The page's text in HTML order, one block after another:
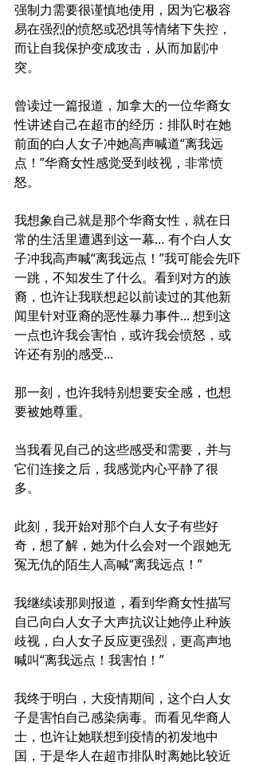
强制力需要很谨慎地使用，因为它极容
易在强烈的愤怒或恐惧等情绪下失控，
而让自我保护变成攻击，从而加剧冲
突。
曾读过一篇报道，加拿大的一位华裔女
性讲述自己在超市的经历：排队时在她
前面的白人女子冲她高声喊道“离我远
点！”华裔女性感觉受到歧视，非常愤
怒。
我想象自己就是那个华裔女性，就在日
常的生活里遭遇到这一幕… 有个白人女
子冲我高声喊“离我远点！”我可能会先吓
一跳，不知发生了什么。看到对方的族
裔，也许让我联想起以前读过的其他新
闻里针对亚裔的恶性暴力事件... 想到这
一点也许我会害怕，或许我会愤怒，或
许还有别的感受...
那一刻，也许我特别想要安全感，也想
要被她尊重。
当我看见自己的这些感受和需要，并与
它们连接之后，我感觉内心平静了很
多。
此刻，我开始对那个白人女子有些好
奇，想了解，她为什么会对一个跟她无
冤无仇的陌生人高喊“离我远点！”
我继续读那则报道，看到华裔女性描写
自己向白人女子大声抗议让她停止种族
歧视，白人女子反应更强烈，更高声地
喊叫“离我远点！我害怕！”
我终于明白，大疫情期间，这个白人女
子是害怕自己感染病毒。而看见华裔人
士，也许让她联想到疫情的初发地中
国，于是华人在超市排队时离她比较近